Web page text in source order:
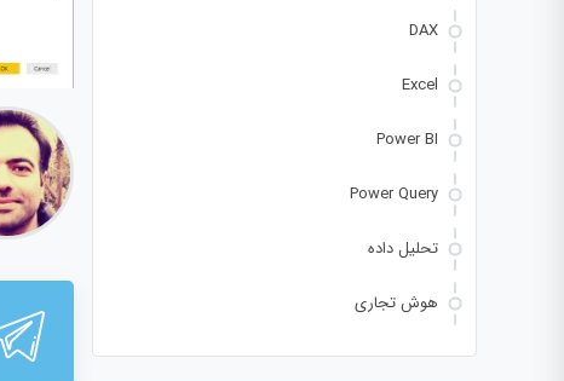
DAX
Excel
Power BI
Power Query
تحلیل داده
هوش تجاری